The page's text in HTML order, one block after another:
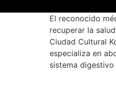
El reconocido
recuperar la
Ciudad Cultural
especializa en
sistema